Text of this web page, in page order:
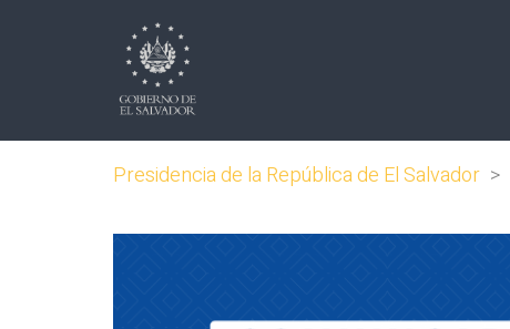
Presidencia de la República de El Salvador >